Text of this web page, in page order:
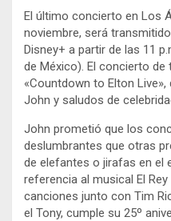
El último concierto en Los
noviembre, será
Disney+ a partir de las 11
de México). El concierto
«Countdown to Elton
John y saludos de
John prometió que los
deslumbrantes que otras
de elefantes o jirafas en el
referencia al musical El
canciones junto con Tim
el Tony, cumple su 25º